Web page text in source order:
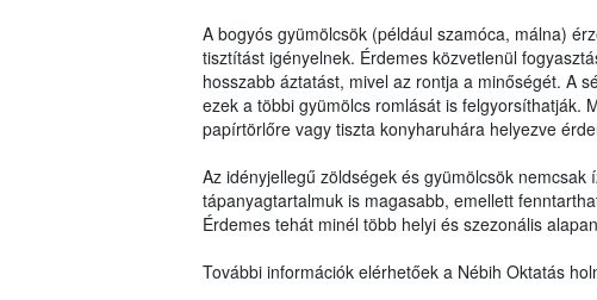
A bogyós gyümölcsök (például szamóca, málna)
tisztítást igényelnek. Érdemes közvetlenül
hosszabb áztatást, mivel az rontja a minőségét. A
ezek a többi gyümölcs romlását is felgyorsíthatják.
papírtörlőre vagy tiszta konyharuhára helyezve
Az idényjellegű zöldségek és gyümölcsök
tápanyagtartalmuk is magasabb, emellett
Érdemes tehát minél több helyi és szezonális
További információk elérhetőek a Nébih Oktatás